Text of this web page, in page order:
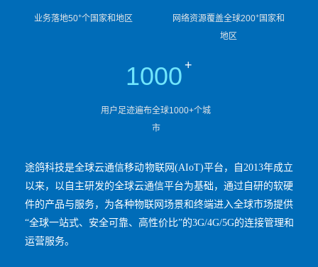
业务落地50+个国家和地区 网络资源覆盖全球200+ 国家和
地区
1000 +
用户足迹遍布全球1000+个城
市
途鸽科技是全球云通信移动物联网 (AIoT)平台，自2013年成立
以来，以自主研发的全球云通信平台为基础，通过自研的软硬
件的产品与服务，为各种物联网场景和终端进入全球市场提供
“全球一站式、安全可靠、高性价比”的3G/4G/5G的连接管理和
运营服务。